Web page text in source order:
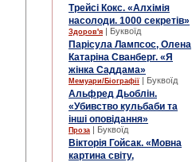
Трейсі Кокс. «Алхімія
насолоди. 1000 секретів»
Здоров'я | Буквоїд
Парісула Лампсос, Олена
Катаріна Сванберг. «Я
жінка Саддама»
Мемуари/Біографії | Буквоїд
Альфред Дьоблін.
«Убивство кульбаби та
інші оповідання»
Проза | Буквоїд
Вікторія Гойсак. «Мовна
картина світу,